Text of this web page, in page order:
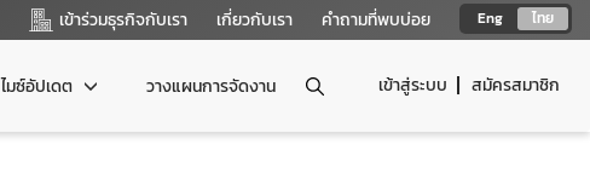
Eng ไทย
เข้าร่วมธุรกิจกับเรา เกี่ยวกับเรา คำถามที่พบบ่อย
เข้าสู่ระบบ สมัครสมาชิก
ไมซ์อัปเดต วางแผนการจัดงาน